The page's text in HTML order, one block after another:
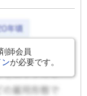
師会員
が必要です。